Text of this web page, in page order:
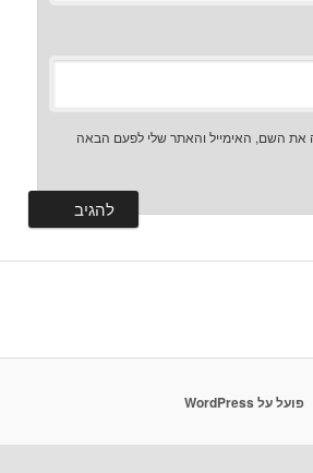
את השם, האימייל והאתר שלי לפעם הבאה
פועל על WordPress